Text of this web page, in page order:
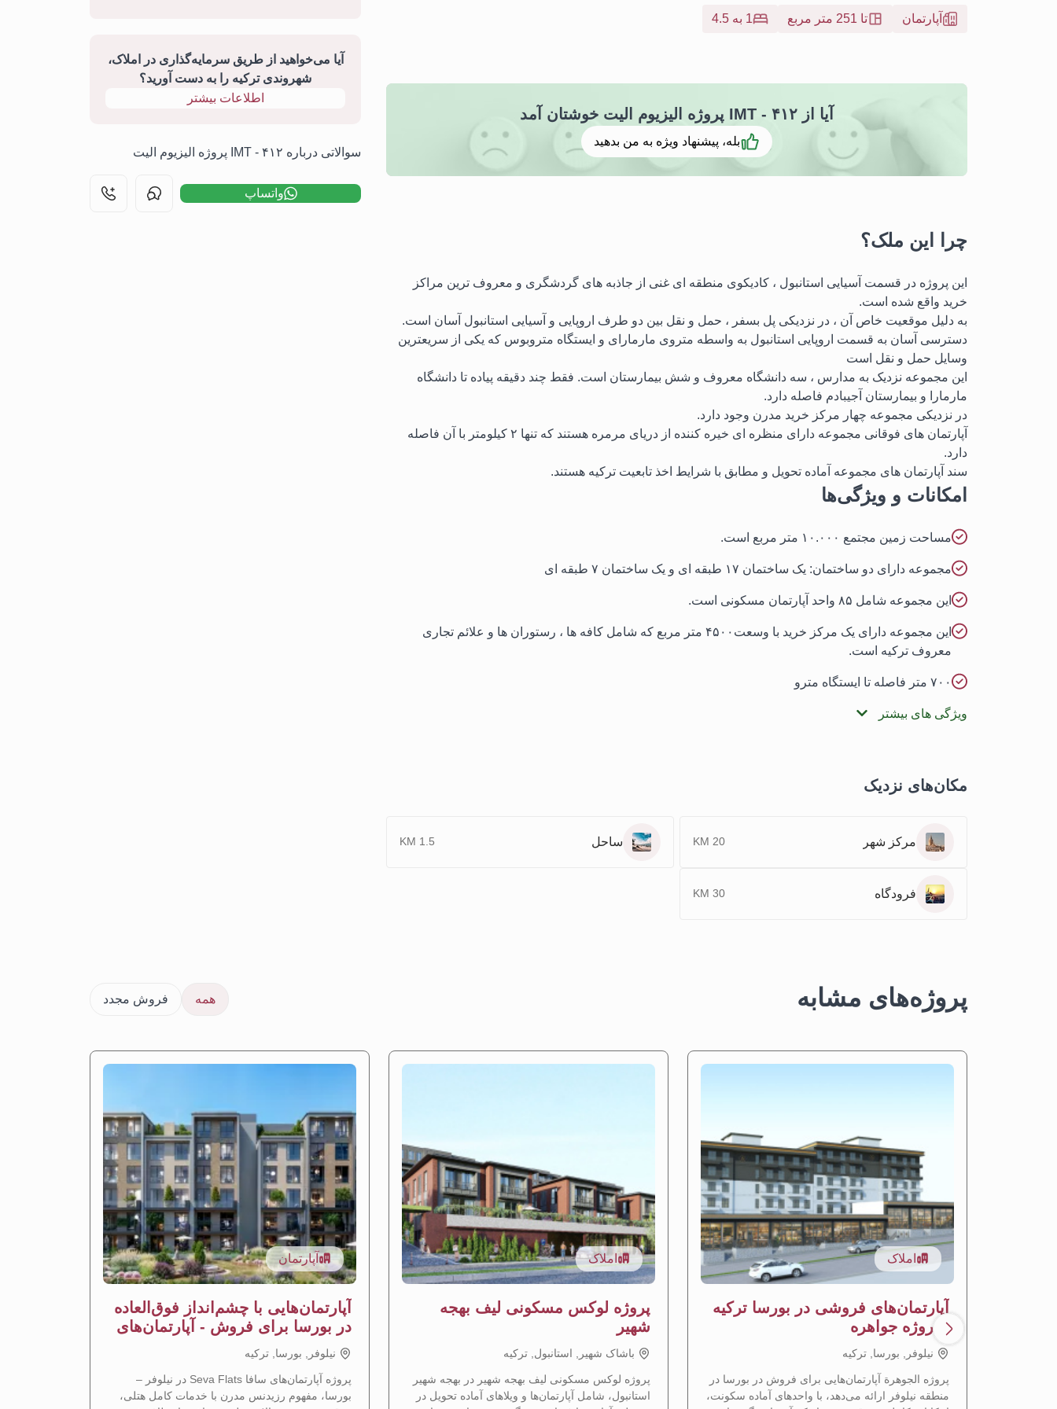
آپارتمان تا 251 متر مربع 1 به 4.5
آیا از ۴۱۲ - IMT پروژه الیزیوم الیت خوشتان آمد
بله، پیشنهاد ویژه به من بدهید
چرا این ملک؟
این پروژه در قسمت آسیایی استانبول ، کادیکوی منطقه ای غنی از جاذبه های گردشگری و معروف ترین مراکز
خرید واقع شده است.
به دلیل موقعیت خاص آن ، در نزدیکی پل بسفر ، حمل و نقل بین دو طرف اروپایی و آسیایی استانبول آسان است.
دسترسی آسان به قسمت اروپایی استانبول به واسطه متروی مارمارای و ایستگاه متروبوس که یکی از سریعترین
وسایل حمل و نقل است
این مجموعه نزدیک به مدارس ، سه دانشگاه معروف و شش بیمارستان است. فقط چند دقیقه پیاده تا دانشگاه
مارمارا و بیمارستان آجیبادم فاصله دارد.
در نزدیکی مجموعه چهار مرکز خرید مدرن وجود دارد.
آپارتمان های فوقانی مجموعه دارای منظره ای خیره کننده از دریای مرمره هستند که تنها ۲ کیلومتر با آن فاصله
دارد.
سند آپارتمان های مجموعه آماده تحویل و مطابق با شرایط اخذ تابعیت ترکیه هستند.
امکانات و ویژگی‌ها
مساحت زمین مجتمع ۱۰.۰۰۰ متر مربع است.
مجموعه دارای دو ساختمان: یک ساختمان ۱۷ طبقه ای و یک ساختمان ۷ طبقه ای
این مجموعه شامل ۸۵ واحد آپارتمان مسکونی است.
این مجموعه دارای یک مرکز خرید با وسعت۴۵۰۰ متر مربع که شامل کافه ها ، رستوران ها و علائم تجاری
معروف ترکیه است.
۷۰۰ متر فاصله تا ایستگاه مترو
ویژگی های بیشتر
مکان‌های نزدیک
مرکز شهر 20 KM ساحل 1.5 KM
فرودگاه 30 KM
آیا می‌خواهید از طریق سرمایه‌گذاری در املاک،
شهروندی ترکیه را به دست آورید؟
اطلاعات بیشتر
سوالاتی درباره ۴۱۲ - IMT پروژه الیزیوم الیت
واتساپ
پروژه‌های مشابه همه فروش مجدد
املاک
آپارتمان‌های فروشی در بورسا ترکیه
- پروژه جواهره
نيلوفر, بورسا, تركيه
پروژه الجوهرة آپارتمان‌هایی برای فروش در بورسا در
منطقه نیلوفر ارائه می‌دهد، با واحدهای آماده سکونت،
املاک
پروژه لوکس مسکونی لیف بهجه
شهیر
باشاک شهیر, استانبول, تركيه
پروژه لوکس مسکونی لیف بهجه شهیر در بهجه شهیر
استانبول، شامل آپارتمان‌ها و ویلاهای آماده تحویل در
آپارتمان
آپارتمان‌هایی با چشم‌انداز فوق‌العاده
در بورسا برای فروش - آپارتمان‌های
ساوانيلوفر, بورسا, تركيه
پروژه آپارتمان‌های سافا Seva Flats در نیلوفر –
بورسا، مفهوم رزیدنس مدرن با خدمات کامل هتلی،